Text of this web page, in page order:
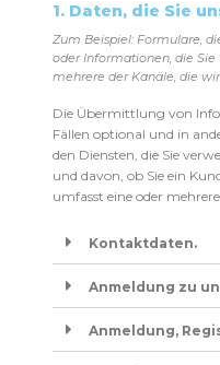
1. Daten, die Sie
Zum Beispiel: Formulare,
oder Informationen, die
mehrere der Kanäle, die
Die Übermittlung von
Fällen optional und in
den Diensten, die Sie
und davon, ob Sie ein
umfasst eine oder
Kontaktdaten.
Anmeldung zu
Anmeldung,